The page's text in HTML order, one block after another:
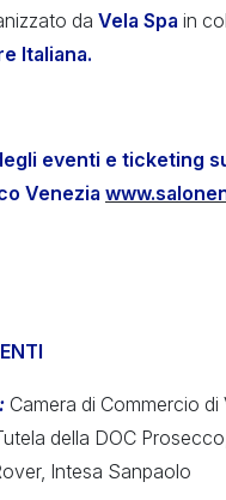
da Vela Spa in
Italiana.
eventi e ticketing
Venezia
Camera di Commercio
della DOC
Intesa Sanpaolo